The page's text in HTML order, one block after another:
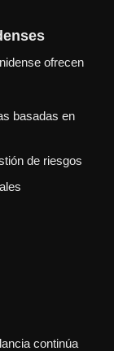
ofrecen
basadas en
de riesgos
continúa